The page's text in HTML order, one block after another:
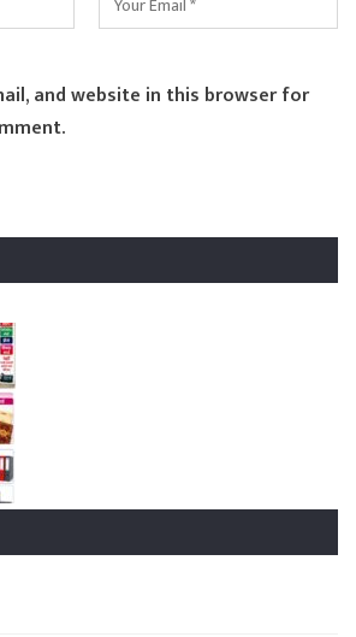
and website in this browser for